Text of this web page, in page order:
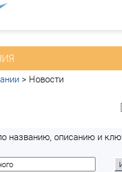
> Новости
названию, описанию и